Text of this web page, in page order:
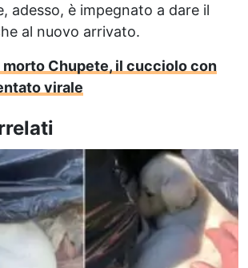
adesso, è impegnato a dare il
al nuovo arrivato.
morto Chupete, il cucciolo con
virale